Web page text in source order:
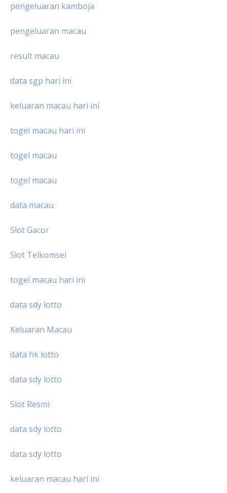
pengeluaran kamboja
pengeluaran macau
result macau
data sgp hari ini
keluaran macau hari ini
togel macau hari ini
togel macau
togel macau
data macau
Slot Gacor
Slot Telkomsel
togel macau hari ini
data sdy lotto
Keluaran Macau
data hk lotto
data sdy lotto
Slot Resmi
data sdy lotto
data sdy lotto
keluaran macau hari ini